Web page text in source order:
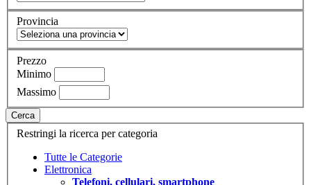
Provincia
Prezzo
Minimo
Massimo
Cerca
Restringi la ricerca per categoria
Tutte le Categorie
Elettronica
Telefoni, cellulari, smartphone